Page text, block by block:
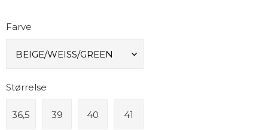
Farve
Størrelse
36,5 39 40 41